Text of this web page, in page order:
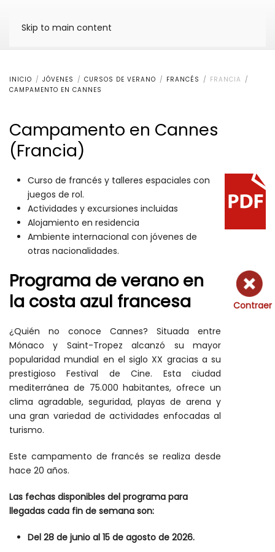
Skip to main content
INICIO JÓVENES CURSOS DE VERANO FRANCÉS
FRANCIA
CAMPAMENTO EN CANNES
Campamento en Cannes
(Francia)
Curso de francés y talleres espaciales con
juegos de rol.
Actividades y excursiones incluidas
Alojamiento en residencia
Ambiente internacional con jóvenes de
otras nacionalidades.
Programa de verano en
la costa azul francesa
¿Quién no conoce Cannes? Situada entre
Mónaco y Saint-Tropez alcanzó su mayor
popularidad mundial en el siglo XX gracias a su
prestigioso Festival de Cine. Esta ciudad
mediterránea de 75.000 habitantes, ofrece un
clima agradable, seguridad, playas de arena y
una gran variedad de actividades enfocadas al
turismo.
Este campamento de francés se realiza desde
hace 20 años.
Las fechas disponibles del programa para
llegadas cada fin de semana son:
Del 28 de junio al 15 de agosto de 2026.
Contraer